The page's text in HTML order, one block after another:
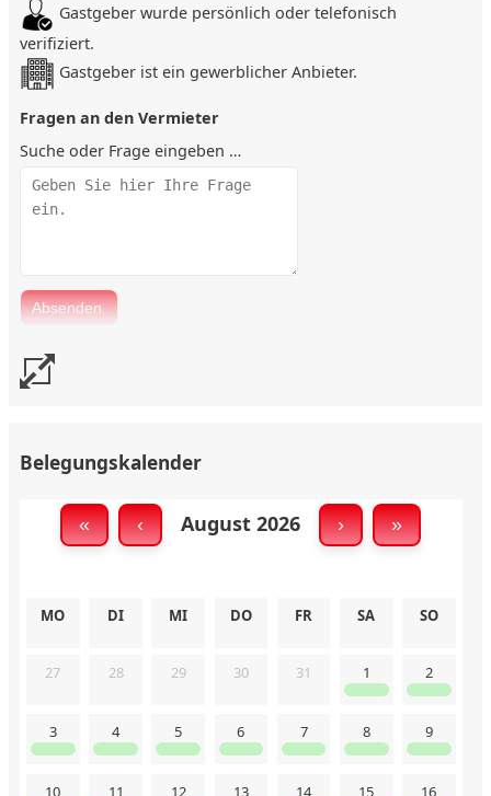
* Flughafen Düsseldorf / 39 km
* Köln/ 38 km
Ausstattung
Lage
Sonstiges
Gastgeber wurde persönlich oder telefonisch
verifiziert.
Gastgeber ist ein gewerblicher Anbieter.
Fragen an den Vermieter
Suche oder Frage eingeben …
Belegungskalender
« ‹ August 2026 › »
MO DI MI DO FR SA SO
27 28 29 30 31 1 2
3 4 5 6 7 8 9
10 11 12 13 14 15 16